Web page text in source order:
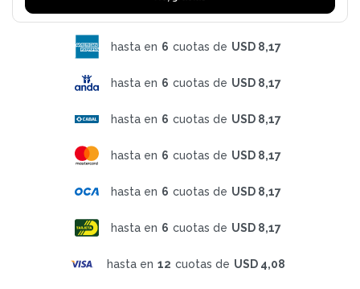
hasta en 6 cuotas de USD 8,17
hasta en 6 cuotas de USD 8,17
hasta en 6 cuotas de USD 8,17
hasta en 6 cuotas de USD 8,17
hasta en 6 cuotas de USD 8,17
hasta en 6 cuotas de USD 8,17
hasta en 12 cuotas de USD 4,08